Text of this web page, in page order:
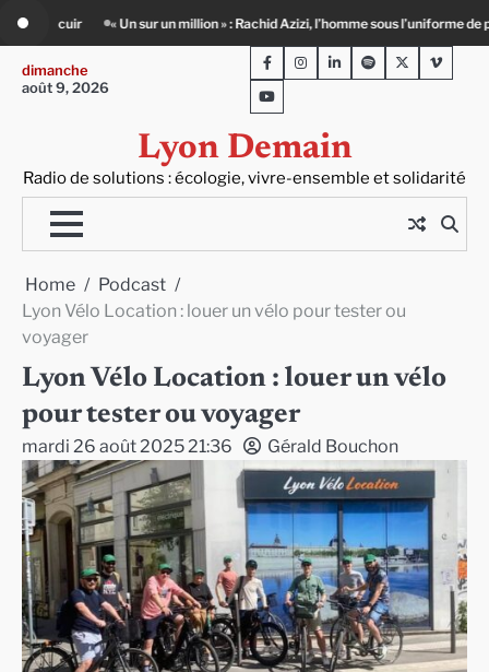
content
sous l’uniforme de police Infox, IA et ingérences : le journalisme peut-il
dimanche
août 9, 2026
Lyon Demain
Radio de solutions : écologie, vivre-ensemble et solidarité
FacebookInstagram
LinkedInSpotifyTwitterViméo
Youtube
Home
Podcast
Lyon Vélo Location : louer un vélo pour tester ou
voyager
Lyon Vélo Location : louer un vélo
pour tester ou voyager
mardi 26 août 2025 21:36 Gérald Bouchon